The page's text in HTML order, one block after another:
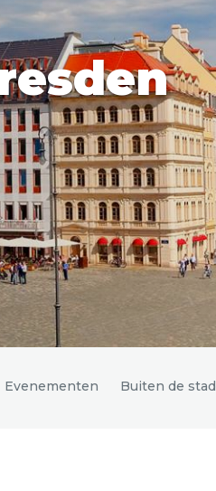
Ålesund
Rome Berlijn Mechelen
Madrid Vancouver
Evenementen Buiten de stad